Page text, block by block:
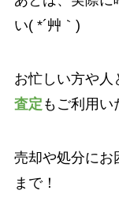
い( *´艸｀)
お忙しい方や人
査定 もご利用い
売却や処分にお
まで！